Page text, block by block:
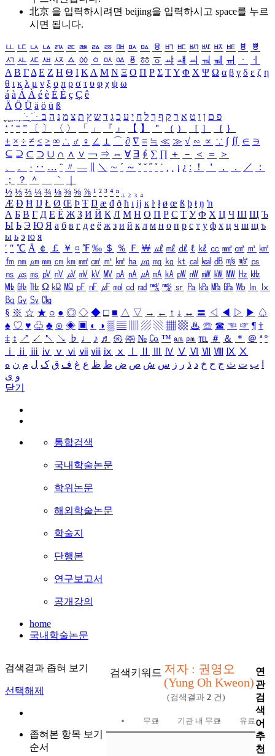
北京 을 입력하시려면 beijing을 입력하시고 space를 누르
시면 됩니다.
ㅥ ㅦ ㅧ ㅨ ㅩ ㅪ ㅫ ㅬ ㅭ ㅮ ㅯ ㅰ ㅱ ㅲ ㅳ ㅴ ㅵ ㅶ ㅷ ㅸ
ㅹ
ㅺ ㅻ ㅼ ㅽ ㅾ ㅿ ㆀ ㆁ ㆂ ㆃ ㆄ ㆅ ㆆ ㆇ ㆈ ㆉ ㆊ ㆋ ㆌ ㆍ
ㆎ
Α Β ΓΔ Ε Ζ Η Θ Ι ΚΛ Μ Ν Ξ Ο Π Ρ Σ ΤΥ Φ Χ Ψ Ω α β γ δ ε ζ η
θ ι κ λ μ ν ξ ο π ρ σ τ υ φ χ ψ ω
á à Á À é è É È ç Ç ê
Ä Ö Ü ä ö ü ß
ִֶֹ ֻּ ׁׂ פ ם ן ו ט א ר ק ף ך ל ח י ע כ ג ד ש ץ ת צ מ נ ה ב
‘ ’ “ ” 〔 〕 〈 〉 「 」 『 』 【 】 ＂ （ ） ［ ］ ｛ ｝
± × ÷ ≠ ≤ ≥ ∞ ∴ ♂ ♀ ∠ ⊥ ⌒ ∂ ∇ ≡ ≒ ≪ ≫ √ ∽ ∝ ∵ ∫ ∬ ∈ ∋
⊆ ⊇ ⊂ ⊃ ∪ ∩ ∧ ∨ ￢ ⇒ ⇔ ∀ ∃ ∮ ∑ ∏ ＋ － ＜ ＝
＞
、
。 · ‥ … ¨ 〃 ― ＼ ∼ ´ ～ ˇ ˘ ˝ ˚ ˙ ¸ ¡ ¿ ː ！ ＇ ， ． ／
：
；
？ ＾ ｀
½ ⅓ ⅔ ¼ ¾ ⅛ ⅜ ⅝ ⅞ ¹ ² ³ ⁴ ⁿ ₁ ₂ ₃ ₄
Æ Ð Ħ Ĳ Ł Ø Œ Þ Ŧ Ŋ æ đ ð ħ ı ĳ ĸ ŀ ł ø œ ß þ ŧ ŋ ŉ
А Б В Г Д Е Ё Ж З И Й К Л М Н О П Р С Т У Ф Х Ц Ч Ш Щ Ъ
Ы Ь Э Ю Я а б в г д е ё ж з и й к л м н о п р с т у ф х ц ч ш щ ъ
ы ь э ю я
′ ″ ℃ Å ￠ ￡ ￥ ¤ ℉ ‰ ＄ ％ Ｆ ￦ ㎕ ㎖ ㎗ ℓ ㎘ ㏄ ㎣ ㎤ ㎥ ㎦
㎙ ㎚ ㎛ ㎜ ㎝ ㎞ ㎟ ㎠ ㎡ ㎢ ㏊ ㎍ ㎎ ㎏ ㏏ ㎈ ㎉ ㏈ ㎧ ㎨ ㎰
㎱ ㎲ ㎳ ㎴ ㎵ ㎶ ㎷ ㎸ ㎹ ㎀ ㎁ ㎂ ㎃ ㎄ ㎺ ㎻ ㎽ ㎾ ㎿ ㎐ ㎑
㎒ ㎓ ㎔ Ω ㏀ ㏁ ㎊ ㎋ ㎌ ㏖ ㏅ ㎭ ㎮ ㎯ ㏛ ㎩ ㎪ ㎫ ㎬ ㏝ ㏐
㏓
㏃ ㏉ ㏜ ㏆
§ ※ ☆ ★ ○ ● ◎ ◇ ◆ □ ■ △ ▽ → ← ↑ ↓ ↔ 〓 ◁ ◀ ▷ ▶ ♤
♠ ♡ ♥ ♧ ♣ ⊙ ◈ ▣ ◐ ◑ ▒ ▤ ▨ ▧ ▦ ▩ ♨ ☏ ☎ ☜ ☞ ¶ †
‡ ↕ ↗ ↙ ↖ ↘ ♭ ♩ ♪ ♬ ㉿ ㈜ № ㏇ ™ ㏂ ㏘ ℡ ＃ ＆ ＊ ＠ ª º
ⅰ
ⅱ ⅲ ⅳ ⅴ ⅵ ⅶ ⅷ ⅸ ⅹ Ⅳ Ⅴ Ⅵ Ⅶ Ⅷ Ⅸ Ⅹ
ب ت ث ج ح خ د ذ ر ز س ش ص ض ط ظ ع غ ف ق ک ل م ن ه
و ی
닫기
통합검색
국내학술논문
학위논문
해외학술논문
학술지
단행본
연구보고서
공개강의
home
국내학술논문
검색결과 좁혀 보기
선택해제
좁혀본 항목 보기
순서
검색키워드 저자 : 권영오
(Yung Oh Kweon)
(검색결과 2 건)
무료 기관 내 무료 유료
연
관
검
색
어
추
천